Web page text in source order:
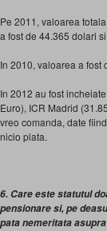
Pe 2011, valoarea
a fost de 44.365 dolari
In 2010, valoarea a fost
In 2012 au fost
Euro), ICR Madrid
vreo comanda, date
nicio plata.
6. Care este statutul
pensionare si, pe
pata nemeritata